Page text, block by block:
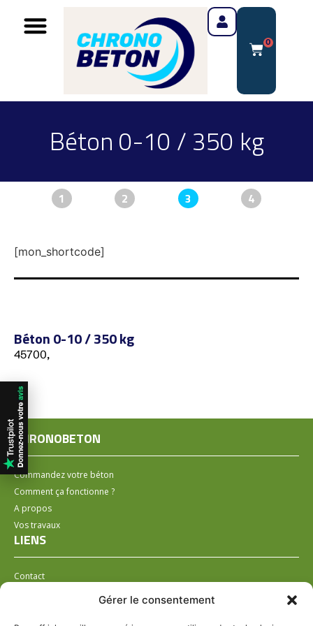
Gérer le consentement
0
Béton 0-10 / 350 kg
1 2 3 4
[mon_shortcode]
Béton 0-10 / 350 kg
45700,
CHRONOBETON
Commandez votre béton
Comment ça fonctionne ?
A propos
Vos travaux
LIENS
Contact